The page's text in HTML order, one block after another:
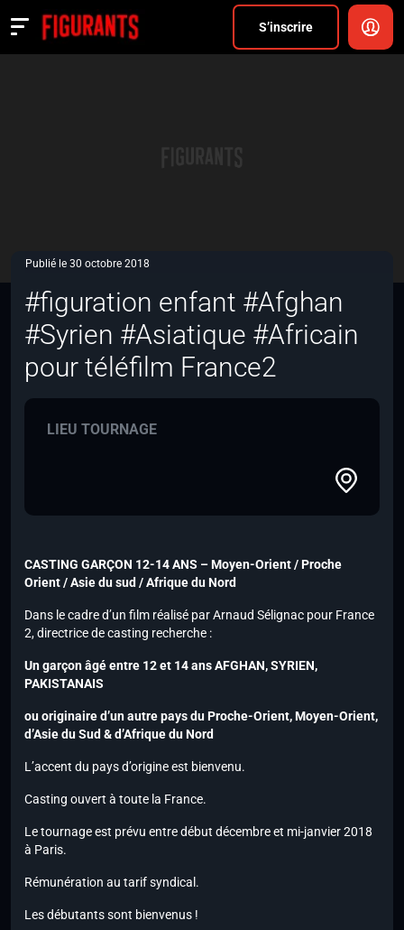
S’inscrire
Actualités
Publié le 30 octobre 2018
#figuration enfant #Afghan
#Syrien #Asiatique #Africain
pour téléfilm France2
LIEU TOURNAGE
CASTING GARÇON 12-14 ANS – Moyen-Orient / Proche
Orient / Asie du sud / Afrique du Nord
Dans le cadre d’un film réalisé par Arnaud Sélignac pour France
2, directrice de casting recherche :
Un garçon âgé entre 12 et 14 ansAFGHAN, SYRIEN,
PAKISTANAIS
ou originaire d’un autre pays du Proche-Orient, Moyen-Orient,
d’Asie du Sud & d’Afrique du Nord
L’accent du pays d’origine est bienvenu.
Casting ouvert à toute la France.
Le tournage est prévu entre début décembre et mi-janvier 2018
à Paris.
Rémunération au tarif syndical.
Les débutants sont bienvenus !